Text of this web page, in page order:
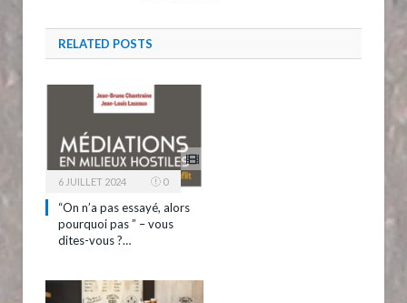
RELATED POSTS
6 JUILLET 2024 0
“On n’a pas essayé, alors
pourquoi pas ” – vous
dites-vous ?…